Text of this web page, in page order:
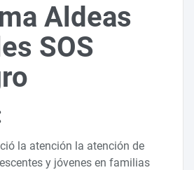
Aldeas
SOS
la atención la atención de
y jóvenes en familias